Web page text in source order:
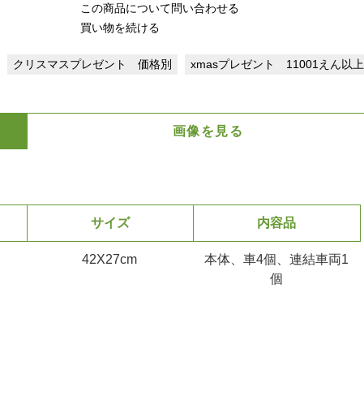
この商品について問い合わせる
買い物を続ける
クリスマスプレゼント 価格別 xmasプレゼント 11001えん以上
画像を見る
サイズ 内容品
42X27cm
本体、車4個、連結車両1
個